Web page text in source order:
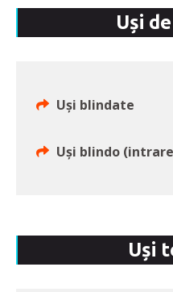
Uși
Uși blindate
Uși blindo
Uși